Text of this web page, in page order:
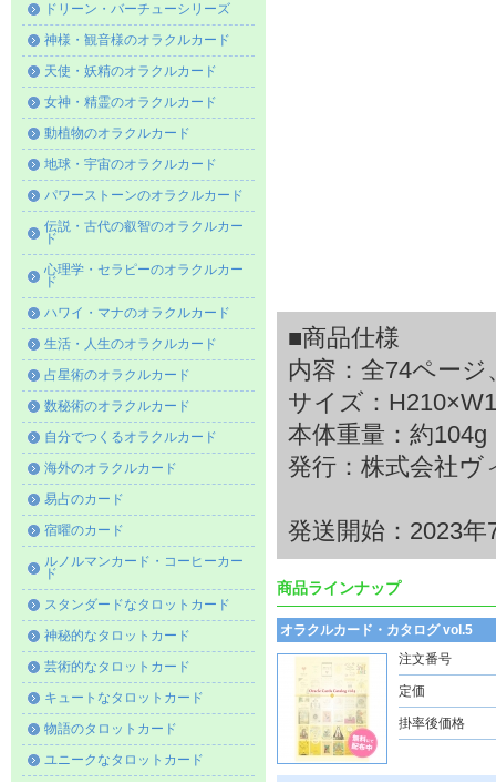
ドリーン・バーチューシリーズ
神様・観音様のオラクルカード
天使・妖精のオラクルカード
女神・精霊のオラクルカード
動植物のオラクルカード
地球・宇宙のオラクルカード
パワーストーンのオラクルカード
伝説・古代の叡智のオラクルカー
ド
心理学・セラピーのオラクルカー
ド
ハワイ・マナのオラクルカード
生活・人生のオラクルカード
占星術のオラクルカード
数秘術のオラクルカード
自分でつくるオラクルカード
海外のオラクルカード
易占のカード
宿曜のカード
ルノルマンカード・コーヒーカー
ド
スタンダードなタロットカード
神秘的なタロットカード
芸術的なタロットカード
キュートなタロットカード
物語のタロットカード
ユニークなタロットカード
■商品仕様
内容：全74ペー
サイズ：
本体重量：約104g
発行：株式会社
発送開始：2023年
商品ラインナップ
オラクルカード・カタログ vol.5
注文番号
定価
掛率後価格